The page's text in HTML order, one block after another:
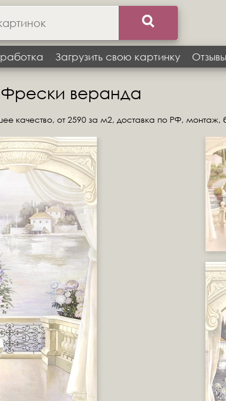
Загрузить свою картинку Отзывы
Фрески веранда
качество, от 2590 за м2, доставка по РФ, монтаж,